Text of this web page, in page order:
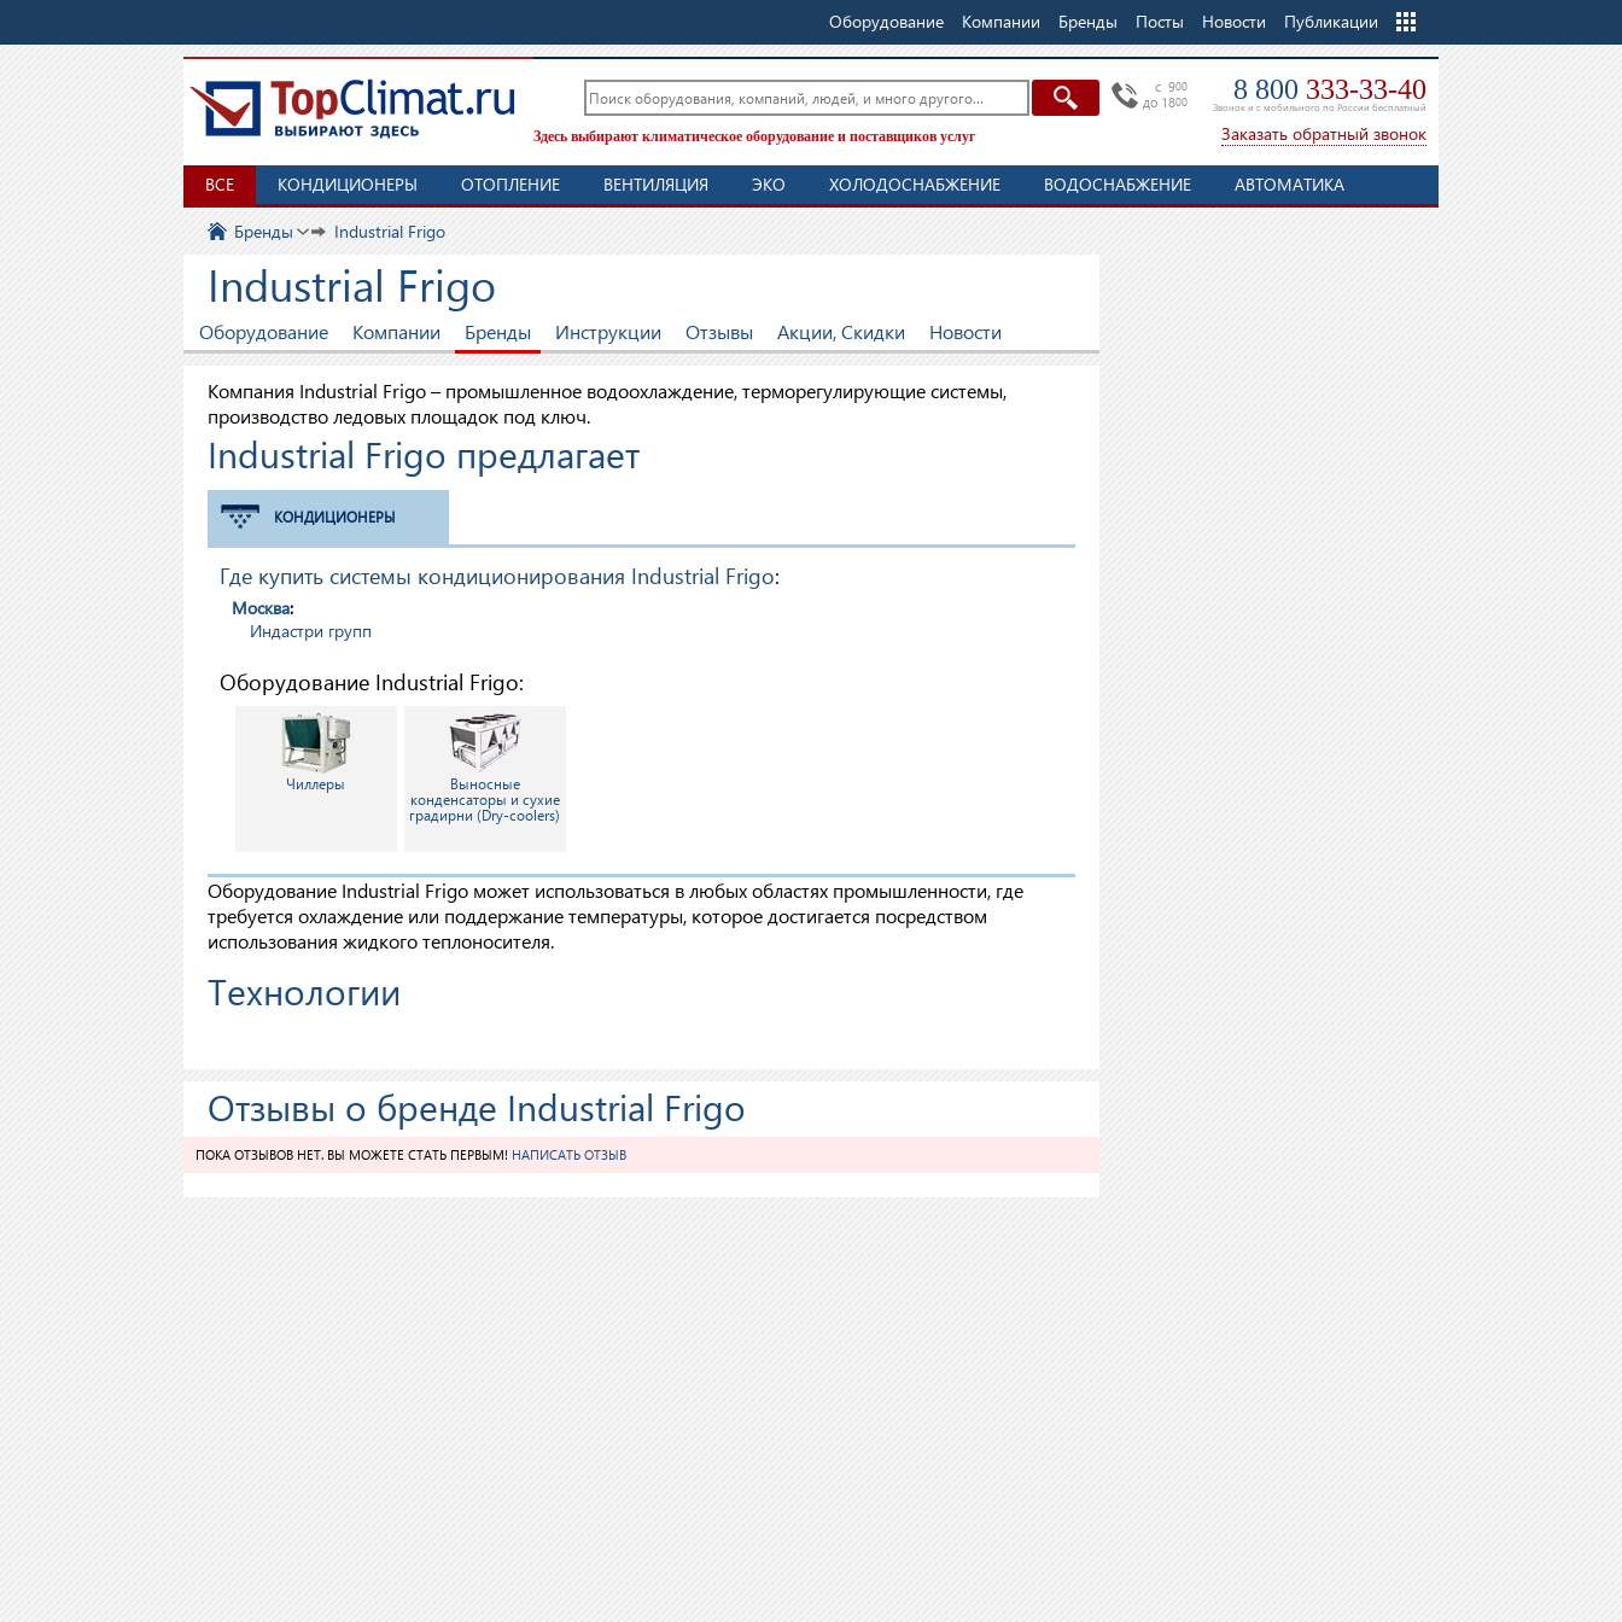
Оборудование Компании Бренды Посты Новости Публикации
Еще
c 900
до 1800 8 800 333-33-40
Звонок и с мобильного по России бесплатный
Заказать обратный звонок
Здесь выбирают климатическое оборудование и поставщиков услуг
ВСЕ КОНДИЦИОНЕРЫ ОТОПЛЕНИЕ ВЕНТИЛЯЦИЯ ЭКО ХОЛОДОСНАБЖЕНИЕ ВОДОСНАБЖЕНИЕ АВТОМАТИКА
Бренды Industrial Frigo
Industrial Frigo
Оборудование Компании Бренды Инструкции Отзывы Акции, Скидки Новости
Компания Industrial Frigo – промышленное водоохлаждение, терморегулирующие системы,
производство ледовых площадок под ключ.
Industrial Frigo предлагает
КОНДИЦИОНЕРЫ
Где купить системы кондиционирования Industrial Frigo:
Москва:
Индастри групп
Оборудование Industrial Frigo:
Чиллеры
Выносные
конденсаторы и сухие
градирни (Dry-coolers)
Оборудование Industrial Frigo может использоваться в любых областях промышленности, где
требуется охлаждение или поддержание температуры, которое достигается посредством
использования жидкого теплоносителя.
Технологии
Отзывы о бренде Industrial Frigo
ПОКА ОТЗЫВОВ НЕТ. ВЫ МОЖЕТЕ СТАТЬ ПЕРВЫМ! НАПИСАТЬ ОТЗЫВ